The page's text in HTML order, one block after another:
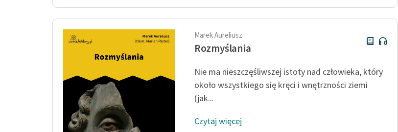
Marek Aureliusz
Rozmyślania
Nie ma nieszczęśliwszej istoty nad człowieka, który
około wszystkiego się kręci i wnętrzności ziemi
(jak...
Czytaj więcej